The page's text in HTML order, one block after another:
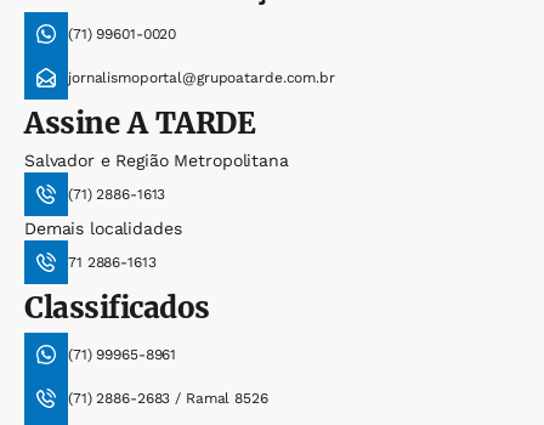
(71) 99601-0020
jornalismoportal@grupoatarde.com.br
AssineA TARDE
Salvador e Região Metropolitana
(71) 2886-1613
Demais localidades
71 2886-1613
Classificados
(71) 99965-8961
(71) 2886-2683 / Ramal 8526